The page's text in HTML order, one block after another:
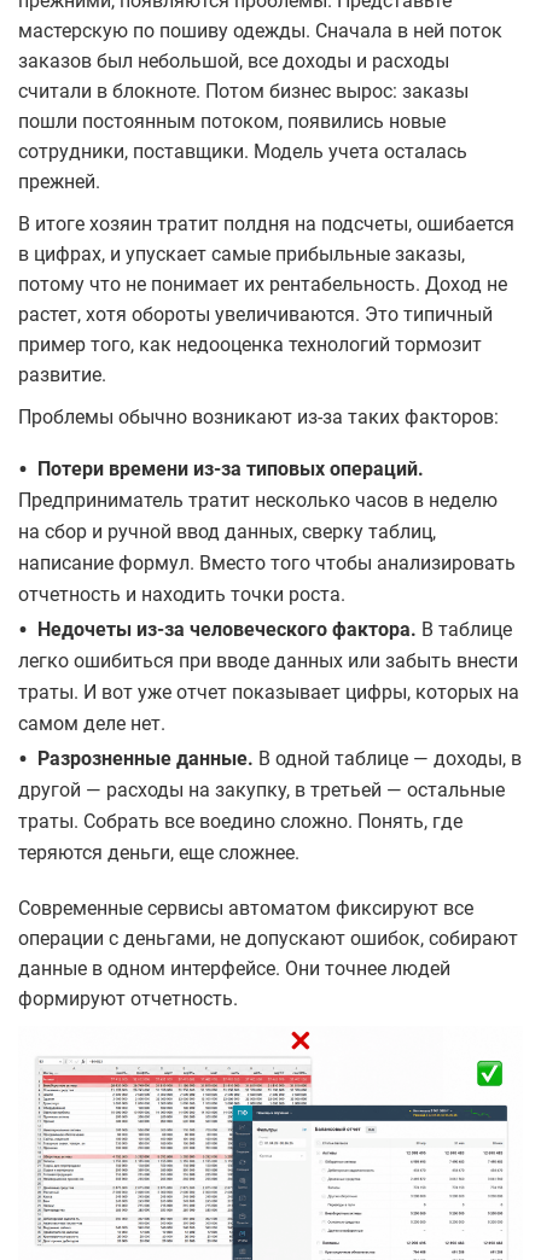
мастерскую по пошиву одежды. Сначала в ней поток
заказов был небольшой, все доходы и расходы
считали в блокноте. Потом бизнес вырос: заказы
пошли постоянным потоком, появились новые
сотрудники, поставщики. Модель учета осталась
прежней.
В итоге хозяин тратит полдня на подсчеты, ошибается
в цифрах, и упускает самые прибыльные заказы,
потому что не понимает их рентабельность. Доход не
растет, хотя обороты увеличиваются. Это типичный
пример того, как недооценка технологий тормозит
развитие.
Проблемы обычно возникают из-за таких факторов:
•
Потери времени из-за типовых операций.
Предприниматель тратит несколько часов в неделю
на сбор и ручной ввод данных, сверку таблиц,
написание формул. Вместо того чтобы анализировать
отчетность и находить точки роста.
• Недочеты из‑за человеческого фактора. В таблице
легко ошибиться при вводе данных или забыть внести
траты. И вот уже отчет показывает цифры, которых на
самом деле нет.
• Разрозненные данные. В одной таблице — доходы, в
другой — расходы на закупку, в третьей — остальные
траты. Собрать все воедино сложно. Понять, где
теряются деньги, еще сложнее.
Современные сервисы автоматом фиксируют все
операции с деньгами, не допускают ошибок, собирают
данные в одном интерфейсе. Они точнее людей
формируют отчетность.